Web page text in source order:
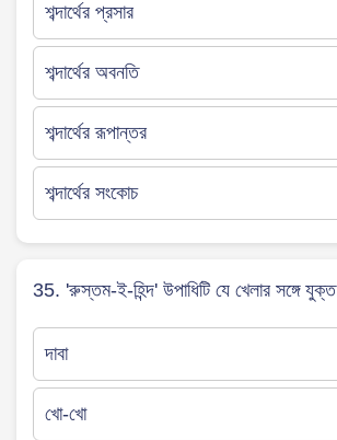
শব্দার্থের প্রসার
শব্দার্থের অবনতি
শব্দার্থের রূপান্তর
শব্দার্থের সংকোচ
35. 'রুস্তম-ই-হিন্দ' উপাধিটি যে খেলার সঙ্গে
দাবা
খো-খো